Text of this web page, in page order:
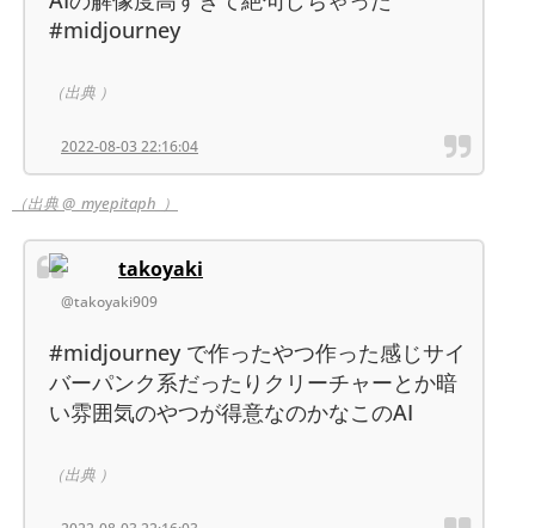
#midjourney
（出典 ）
2022-08-03 22:16:04
（出典 @_myepitaph_）
takoyaki
@takoyaki909
#midjourney で作ったやつ作った感じサイ
バーパンク系だったりクリーチャーとか暗
い雰囲気のやつが得意なのかなこのAI
（出典 ）